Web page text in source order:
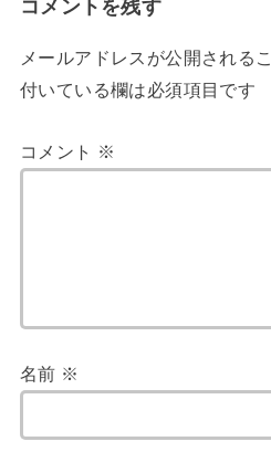
コメントを残す
メールアドレスが公開される
付いている欄は必須項目です
コメント ※
名前 ※